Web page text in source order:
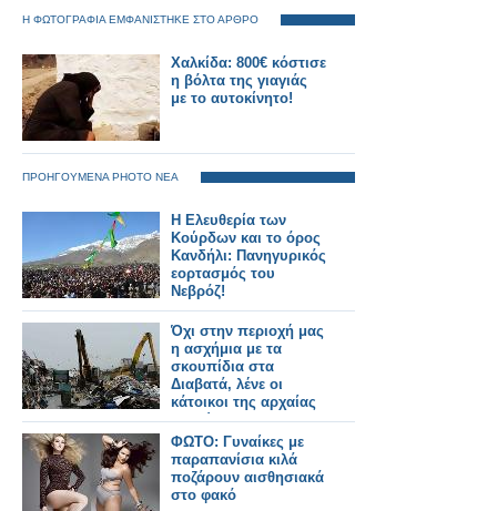
Η ΦΩΤΟΓΡΑΦΙΑ ΕΜΦΑΝΙΣΤΗΚΕ ΣΤΟ ΑΡΘΡΟ
Χαλκίδα: 800€ κόστισε
η βόλτα της γιαγιάς
με το αυτοκίνητο!
ΠΡΟΗΓΟΥΜΕΝΑ PHOTO ΝΕΑ
Η Ελευθερία των
Κούρδων και το όρος
Κανδήλι: Πανηγυρικός
εορτασμός του
Νεβρόζ!
Όχι στην περιοχή μας
η ασχήμια με τα
σκουπίδια στα
Διαβατά, λένε οι
κάτοικοι της αρχαίας
Δωδώνης!
ΦΩΤΟ: Γυναίκες με
παραπανίσια κιλά
ποζάρουν αισθησιακά
στο φακό